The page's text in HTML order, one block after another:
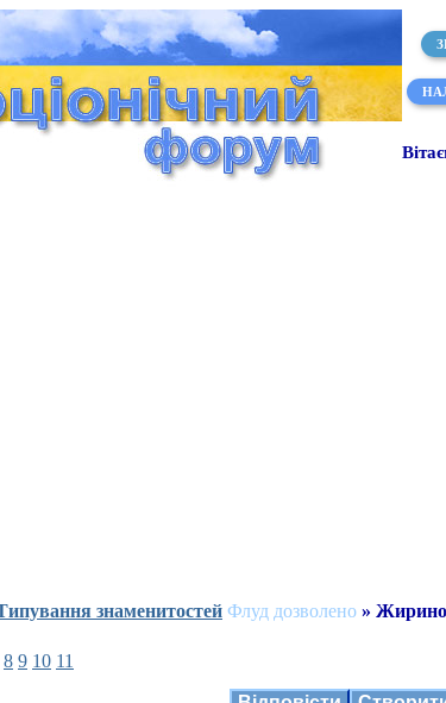
знаменитостей Флуд дозволено »
8 9 10 11